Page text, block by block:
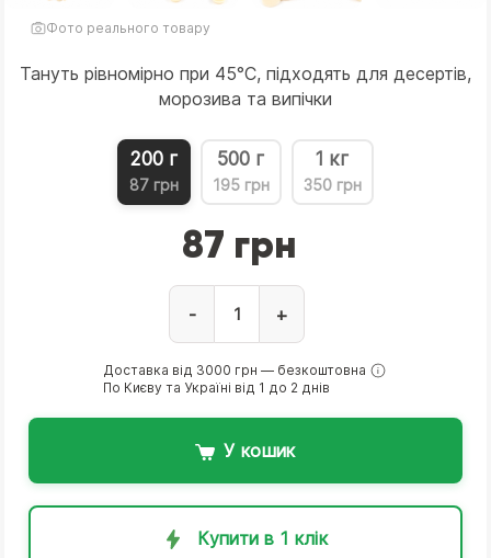
Фото реального товару
Тануть рівномірно при 45°C, підходять для десертів,
морозива та випічки
200 г
87 грн
500 г
195 грн
1 кг
350 грн
87 грн
- +
Доставка від 3000 грн — безкоштовна
По Києву та Україні від 1 до 2 днів
У кошик
Купити в 1 клік